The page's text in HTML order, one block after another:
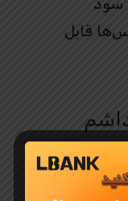
قابل
شده، به